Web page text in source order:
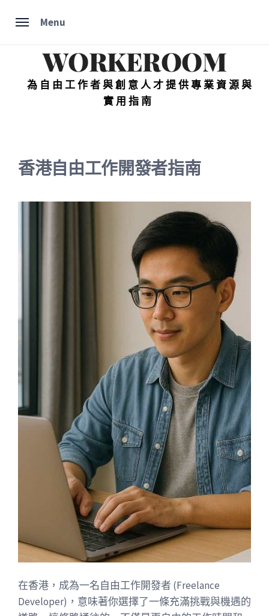
Menu
WORKEROOM
為自由工作者與創意人才提供專業資源與
實用指南
香港自由工作開發者指南
在香港，成為一名自由工作開發者 (Freelance
Developer)，意味著你選擇了一條充滿挑戰與機遇的